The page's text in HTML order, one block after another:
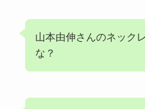
山本由伸さんのネック
な？